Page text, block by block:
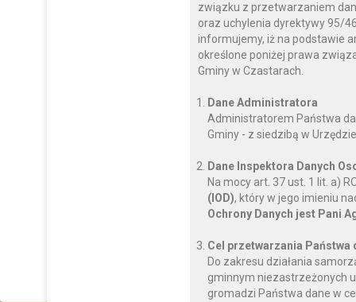
związku z przetwarzaniem
oraz uchylenia dyrektywy 95/
informujemy, iż na podstawie
określone poniżej prawa
Gminy w Czastarach.
Dane Administratora
Administratorem Państwa
Gminy - z siedzibą w
Dane Inspektora Danych
Na mocy art. 37 ust. 1 lit. a)
(IOD), który w jego imieniu
Ochrony Danych jest Pani
Cel przetwarzania Państwa
Do zakresu działania
gminnym niezastrzeżonych
gromadzi Państwa dane w